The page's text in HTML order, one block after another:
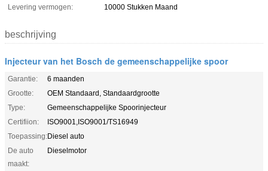
Levering vermogen:
10000 Stukken Maand
beschrijving
Injecteur van het Bosch de gemeenschappelijke spoor
Garantie:
6 maanden
Grootte:
OEM Standaard, Standaardgrootte
Type:
Gemeenschappelijke Spoorinjecteur
Certifiion:
ISO9001,ISO9001/TS16949
Toepassing:Diesel auto
De auto
maakt:
Dieselmotor